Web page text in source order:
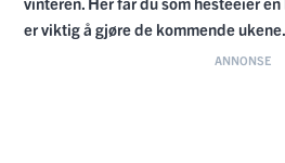
er viktig å gjøre de kommende ukene.